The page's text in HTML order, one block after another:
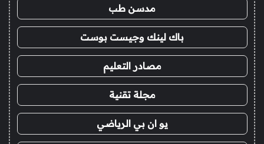
مدسن طب
باك لينك وجيست بوست
مصادر التعليم
مجلة تقنية
يو ان بي الرياضي